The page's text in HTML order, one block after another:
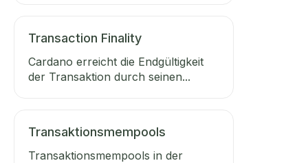
Transaction Finality
Cardano erreicht die Endgültigkeit
der Transaktion durch seinen...
Transaktionsmempools
Transaktionsmempools in der